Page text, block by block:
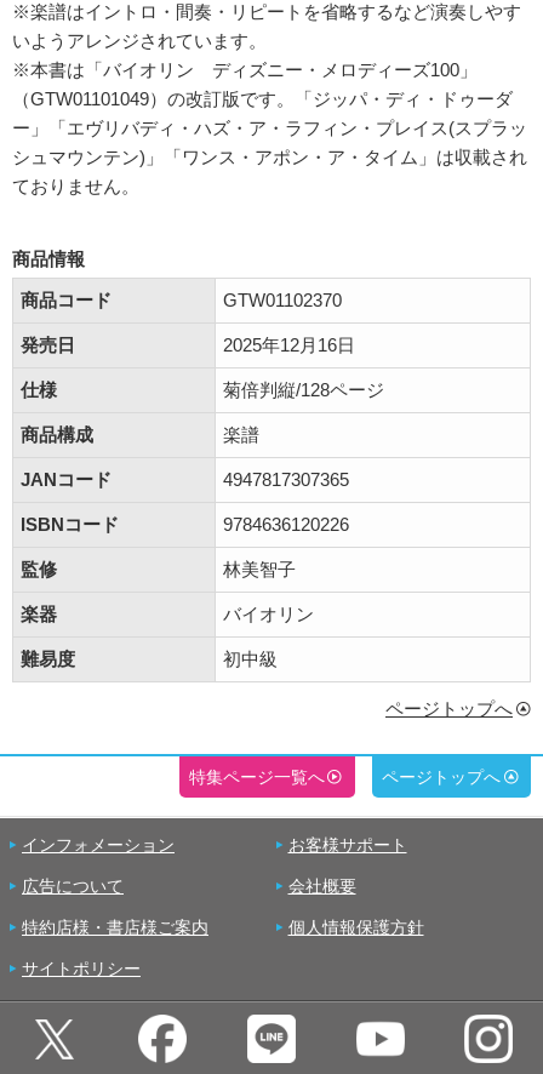
※楽譜はイントロ・間奏・リピートを省略するなど演奏しやす
いようアレンジされています。
※本書は「バイオリン ディズニー・メロディーズ100」
（GTW01101049）の改訂版です。「ジッパ・ディ・ドゥーダ
ー」「エヴリバディ・ハズ・ア・ラフィン・プレイス(スプラッ
シュマウンテン)」「ワンス・アポン・ア・タイム」は収載され
ておりません。
商品情報
商品コード
GTW01102370
発売日 2025年12月16日
仕様 菊倍判縦/128ページ
商品構成 楽譜
JANコード 4947817307365
ISBNコード 9784636120226
監修 林美智子
楽器 バイオリン
難易度 初中級
ページトップへ
特集ページ一覧へ ページトップへ
インフォメーション お客様サポート
広告について 会社概要
特約店様・書店様ご案内 個人情報保護方針
サイトポリシー